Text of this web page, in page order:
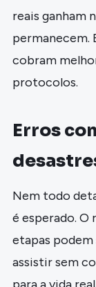
reais ganham
permanecem.
cobram
protocolos.
Erros
Nem todo
é esperado.
etapas podem
assistir sem